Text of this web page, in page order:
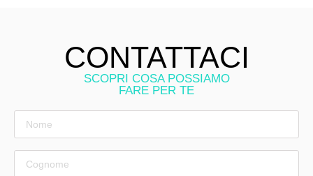
CONTATTACI
SCOPRI COSA POSSIAMO
FARE PER TE